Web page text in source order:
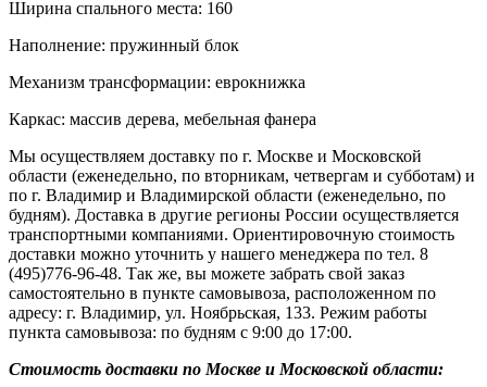
Ширина спального места: 160
Наполнение: пружинный блок
Механизм трансформации: еврокнижка
Каркас: массив дерева, мебельная фанера
Мы осуществляем доставку по г. Москве и Московской
области (еженедельно, по вторникам, четвергам и субботам) и
по г. Владимир и Владимирской области (еженедельно, по
будням). Доставка в другие регионы России осуществляется
транспортными компаниями. Ориентировочную стоимость
доставки можно уточнить у нашего менеджера по тел. 8
(495)776-96-48. Так же, вы можете забрать свой заказ
самостоятельно в пункте самовывоза, расположенном по
адресу: г. Владимир, ул. Ноябрьская, 133. Режим работы
пункта самовывоза: по будням с 9:00 до 17:00.
Стоимость доставки по Москве и Московской области: